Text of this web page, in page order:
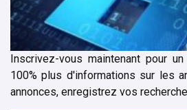
Inscrivez-vous maintenant pour
100% plus d'informations sur les
annonces, enregistrez vos